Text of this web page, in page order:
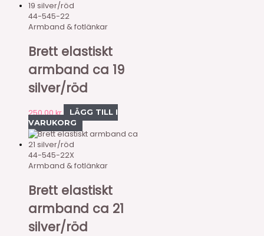
44-545-22
Armband & fotlänkar
Brett elastiskt
armband ca 19
silver/röd
250,00kr
LÄGG TILL I
VARUKORG
44-545-22X
Armband & fotlänkar
Brett elastiskt
armband ca 21
silver/röd